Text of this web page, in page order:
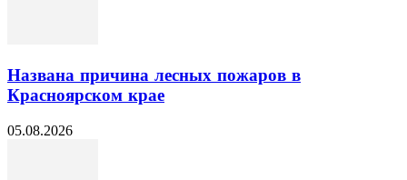
Названа причина лесных пожаров в
Красноярском крае
05.08.2026